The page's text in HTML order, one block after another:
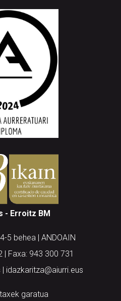
- Erroitz BM
5 behea | ANDOAIN
| Faxa: 943 300 731
idazkaritza@aiurri.eus
garatua